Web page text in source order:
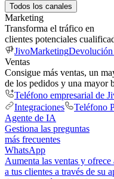
Todos los canales
Marketing
Transforma el tráfico en
clientes potenciales
JivoMarketingDevolución
Ventas
Consigue más ventas, un
de los pedidos y una mayor
Teléfono empresarial de
Integraciones
Teléfono
Agente de IA
Gestiona las preguntas
más frecuentes
WhatsApp
Aumenta las ventas y ofrece
a tus clientes a través de su